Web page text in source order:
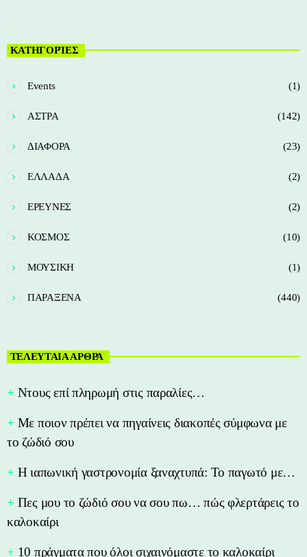
ΚΑΤΗΓΟΡΊΕΣ
Events (1)
ΑΣΤΡΑ (142)
ΔΙΑΦΟΡΑ (23)
ΕΛΛΑΔΑ (2)
ΕΡΕΥΝΕΣ (2)
ΚΟΣΜΟΣ (10)
ΜΟΥΣΙΚΗ (1)
ΠΑΡΑΞΕΝΑ (440)
ΤΕΛΕΥΤΑΙΑ ΑΡΘΡΑ
Nτους επί πληρωμή στις παραλίες…
Με ποιον πρέπει να πηγαίνεις διακοπές σύμφωνα με
το ζώδιό σου
Η ιαπωνική γαστρονομία ξαναχτυπά: Το παγωτό με…
Πες μου το ζώδιό σου να σου πω… πώς φλερτάρεις το
καλοκαίρι
10 πράγματα που όλοι σιχαινόμαστε το καλοκαίρι